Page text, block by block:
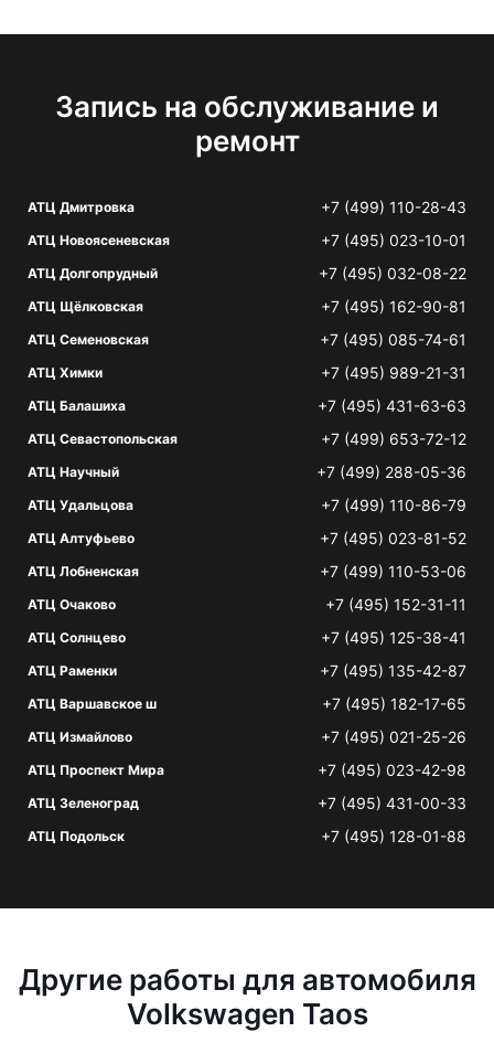
Запись на обслуживание и
ремонт
АТЦ Дмитровка +7 (499) 110-28-43
АТЦ Новоясеневская +7 (495) 023-10-01
АТЦ Долгопрудный +7 (495) 032-08-22
АТЦ Щёлковская +7 (495) 162-90-81
АТЦ Семеновская +7 (495) 085-74-61
АТЦ Химки +7 (495) 989-21-31
АТЦ Балашиха +7 (495) 431-63-63
АТЦ Севастопольская +7 (499) 653-72-12
АТЦ Научный +7 (499) 288-05-36
АТЦ Удальцова +7 (499) 110-86-79
АТЦ Алтуфьево +7 (495) 023-81-52
АТЦ Лобненская +7 (499) 110-53-06
АТЦ Очаково +7 (495) 152-31-11
АТЦ Солнцево +7 (495) 125-38-41
АТЦ Раменки +7 (495) 135-42-87
АТЦ Варшавское ш +7 (495) 182-17-65
АТЦ Измайлово +7 (495) 021-25-26
АТЦ Проспект Мира +7 (495) 023-42-98
АТЦ Зеленоград +7 (495) 431-00-33
АТЦ Подольск +7 (495) 128-01-88
Другие работы для автомобиля
Volkswagen Taos